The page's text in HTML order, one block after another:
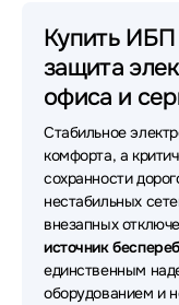
Источники
Источники
Источники
Источники
Купить
защита
офиса и
Стабильное
комфорта, а
сохранности
нестабильных
внезапных
источник
единственным
оборудованием и